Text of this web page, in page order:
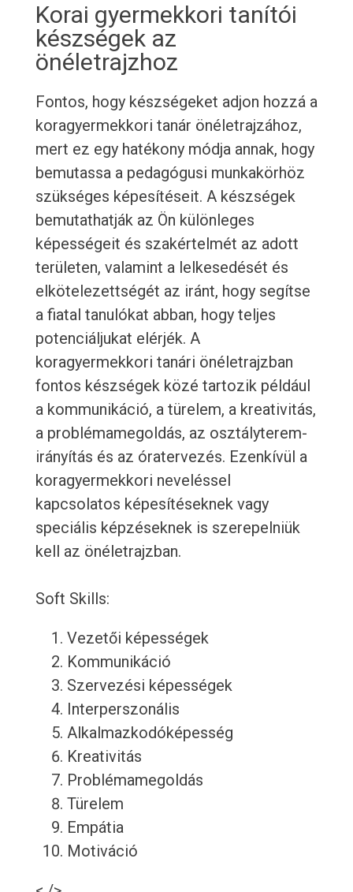
Korai gyermekkori tanítói
készségek az
önéletrajzhoz
Fontos, hogy készségeket adjon hozzá a
koragyermekkori tanár önéletrajzához,
mert ez egy hatékony módja annak, hogy
bemutassa a pedagógusi munkakörhöz
szükséges képesítéseit. A készségek
bemutathatják az Ön különleges
képességeit és szakértelmét az adott
területen, valamint a lelkesedését és
elkötelezettségét az iránt, hogy segítse
a fiatal tanulókat abban, hogy teljes
potenciáljukat elérjék. A
koragyermekkori tanári önéletrajzban
fontos készségek közé tartozik például
a kommunikáció, a türelem, a kreativitás,
a problémamegoldás, az osztályterem-
irányítás és az óratervezés. Ezenkívül a
koragyermekkori neveléssel
kapcsolatos képesítéseknek vagy
speciális képzéseknek is szerepelniük
kell az önéletrajzban.
Soft Skills:
Vezetői képességek
Kommunikáció
Szervezési képességek
Interperszonális
Alkalmazkodóképesség
Kreativitás
Problémamegoldás
Türelem
Empátia
Motiváció